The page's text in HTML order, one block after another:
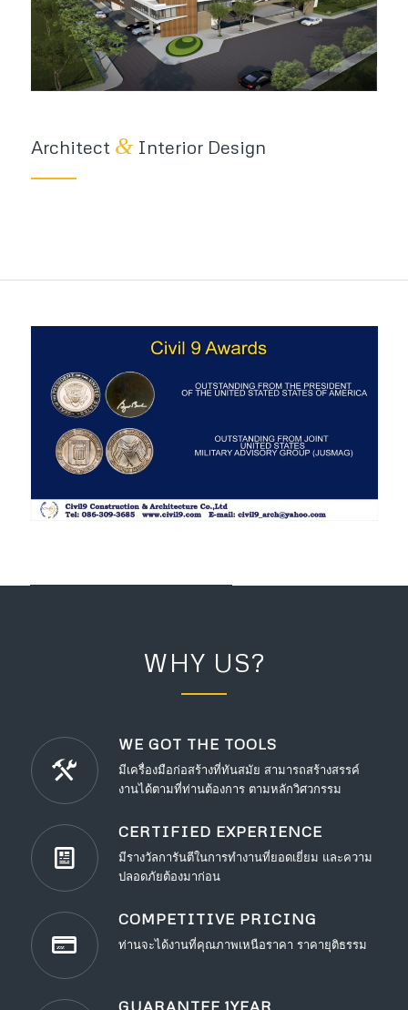
Architect &Interior Design
WHY US?
WE GOT THE TOOLS
มีเครื่องมือก่อสร้างที่ทันสมัย สามารถสร้างสรรค์
งานได้ตามที่ท่านต้องการ ตามหลักวิศวกรรม
CERTIFIED EXPERIENCE
มีรางวัลการันตีในการทำงานที่ยอดเยี่ยม และความ
ปลอดภัยต้องมาก่อน
COMPETITIVE PRICING
ท่านจะได้งานที่คุณภาพเหนือราคา ราคายุติธรรม